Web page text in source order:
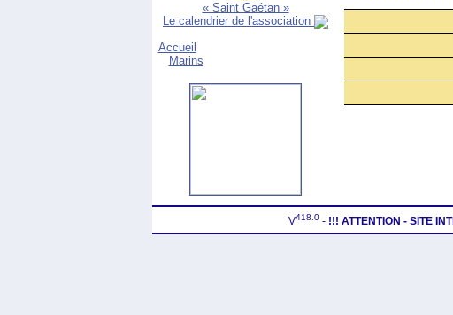
« Saint Gaétan »
Le calendrier de l'association
Accueil
Marins
V418.0 - !!! ATTENTION - SITE